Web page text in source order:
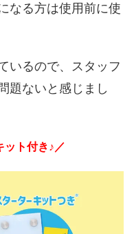
なる方は使用前に使
いるので、スタッフ
題ないと感じまし
ット付き♪／